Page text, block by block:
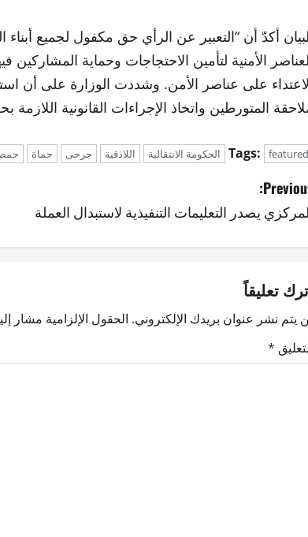
أكدّ أن “التعبير عن الرأي حق مكفول لجميع
الأمنية لتأمين الاحتجاجات وحماية
على عناصر الأمن. وشددت الوزارة على أن
المتورطين واتخاذ الإجراءات القانونية اللازمة
Tags: featured الحكومة الانتقالية اللاذقية جرحى حماة
يصدر التعليمات التنفيذية لاستبدال العملة
تعليقاً
يتم نشر عنوان بريدك الإلكتروني. الحقول الإلزامية مشار
*